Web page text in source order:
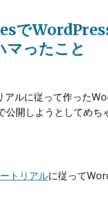
で
マったこと
アルに従って作った
公開しようとしてめち
トリアルに従って